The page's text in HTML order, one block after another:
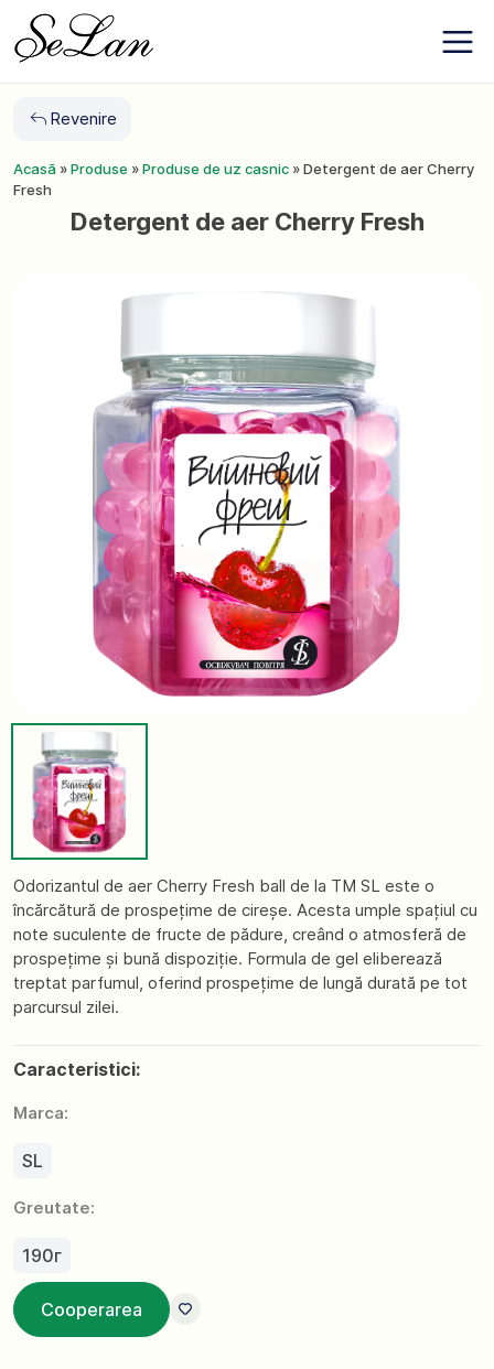
conținut
Despre
companie
77 87
RO
Revenire
Acasă »Produse »Produse de uz casnic »Detergent de aer Cherry
Fresh
Detergent de aer Cherry Fresh
Odorizantul de aer Cherry Fresh ball de la TM SL este o
încărcătură de prospețime de cireșe. Acesta umple spațiul cu
note suculente de fructe de pădure, creând o atmosferă de
prospețime și bună dispoziție. Formula de gel eliberează
treptat parfumul, oferind prospețime de lungă durată pe tot
parcursul zilei.
Caracteristici:
Marca:
SL
Greutate:
190г
Cooperarea